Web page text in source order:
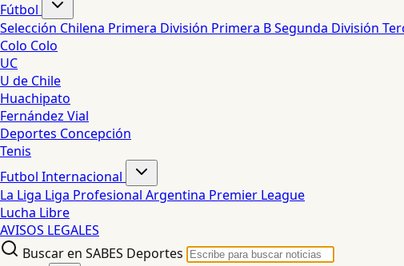
Fútbol
Selección Chilena Primera División Primera BSegunda División
Colo Colo
UC
U de Chile
Huachipato
Fernández Vial
Deportes Concepción
Tenis
Futbol Internacional
La Liga Liga Profesional Argentina Premier League
Lucha Libre
AVISOS LEGALES
Buscar en SABES Deportes